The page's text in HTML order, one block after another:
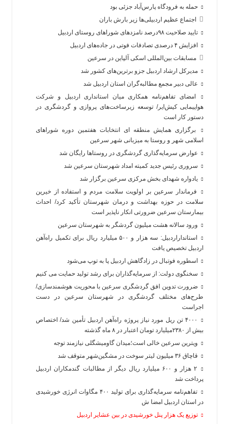
حمله به فرودگاه پارس‌‌آباد جزئی بود
اجتماع عظیم اردبیلی‌ها زیر بارش باران
تایید صلاحیت ۹۸درصد نامزدهای شوراهای روستای اردبیل
افزایش ۴ درصدی تصادفات فوتی در جاده‌های اردبیل
مسابقات بین‌المللی اسکی آلپاین در سرعین
مدیرکل ارشاد اردبیل جزو برترین‌های کشور شد
عالی دبیر مجمع مطالبه‌گران استان اردبیل شد
امضای تفاهم‌نامه همکاری میان استانداری اردبیل و شرکت
هواپیمایی کیش‌ایر/ توسعه زیرساخت‌های پروازی و گردشگری در
دستور کار است
برگزاری همایش منطقه ای انتخابات هفتمین دوره شوراهای
اسلامی شهر و روستا به میزبانی شهر سرعین
عوارض سرمایه‌گذاری گردشگری در روستاها رایگان شد
سروری رئیس جدید کمیته امداد شهرستان سرعین شد
یادواره شهدای بخش مرکزی سرعین برگزار شد
فرماندار سرعین بر اولویت سلامت مردم و استفاده از خیرین
سلامت در حوزه بهداشت و درمان شهرستان تأکید کرد/ احداث
بیمارستان سرعین ضرورتی انکار ناپذیر است
ورود سالانه هشت میلیون گردشگر به شهرستان سرعین
استانداراردبیل: سه هزار و ۵۰۰ میلیارد ریال برای تکمیل راه‌آهن
اردبیل تخصیص یافت
اسطوره فوتبال در زادگاهش اردبیل پا به توپ می‌شود
سخنگوی دولت: از سرمایه‌گذاران برای رشد تولید حمایت می کنیم
ضرورت تدوین افق گردشگری سرعین با محوریت هوشمندسازی/
طرح‌های مختلف گردشگری در شهرستان سرعین در دست
اجراست
۴۰۰۰ تن ریل مورد نیاز پروژه راه‌آهن اردبیل تأمین شد/ اختصاص
بیش از ۲۳۸۰میلیارد تومان اعتبار در ۸ ماه گذشته
ویترین سرعین خالی است؛میدان گاومیشگلی نیازمند توجه
قاچاق ۳۶ میلیون لیتر سوخت در مشگین‌شهر متوقف شد
۲ هزار و ۶۰۰‌ میلیارد ریال دیگر از مطالبات گندمکاران اردبیل
پرداخت شد
تفاهم‌نامه سرمایه‌گذاری برای تولید ۴۰۰ مگاوات انرژی خورشیدی
در استان اردبیل امضا ش
توزیع یک هزار پنل خورشیدی در بین عشایر اردبیل